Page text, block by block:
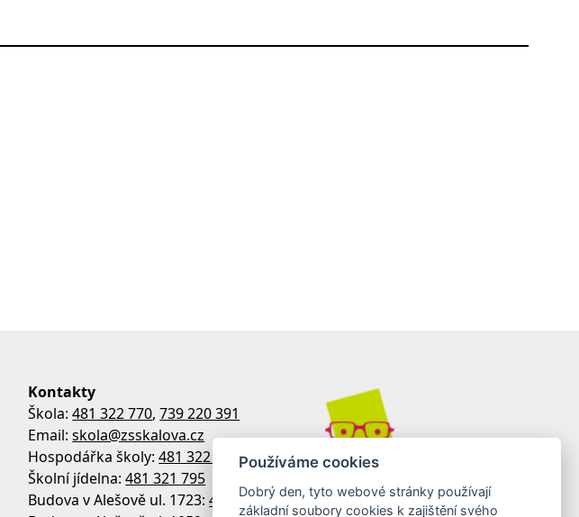
Kontakty
Škola:481 322 770,739 220 391
Email:skola@zsskalova.cz
Hospodářka školy:481 322 770
Školní jídelna:481 321 795
Budova v Alešově ul. 1723:481 322 758
Používáme cookies
Dobrý den, tyto webové stránky používají
základní soubory cookies k zajištění svého